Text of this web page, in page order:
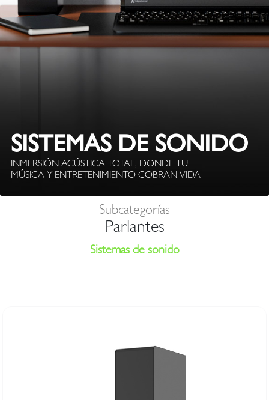
SISTEMAS DE SONIDO
INMERSIÓN ACÚSTICA TOTAL, DONDE TU
MÚSICA Y ENTRETENIMIENTO COBRAN VIDA
Subcategorías
Parlantes
Sistemas de sonido